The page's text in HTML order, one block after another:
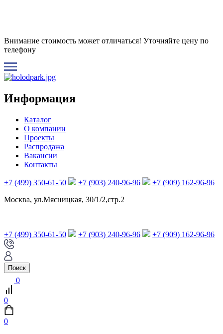
Внимание стоимость может отличаться! Уточняйте цену по
телефону
Информация
Каталог
О компании
Проекты
Распродажа
Вакансии
Контакты
+7 (499) 350-61-50 +7 (903) 240-96-96
+7 (909) 162-96-96
Москва, ул.Мясницкая, 30/1/2,стр.2
+7 (499) 350-61-50 +7 (903) 240-96-96 +7 (909) 162-96-96
Поиск
0
0
0